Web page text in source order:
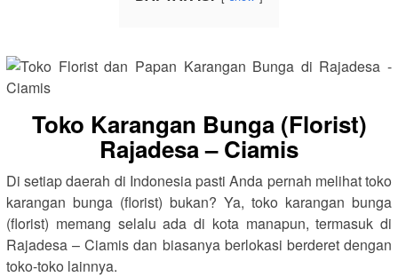
Toko Karangan Bunga (Florist)
Rajadesa – Ciamis
Di setiap daerah di Indonesia pasti Anda pernah melihat toko
karangan bunga (florist) bukan? Ya, toko karangan bunga
(florist) memang selalu ada di kota manapun, termasuk di
Rajadesa – Ciamis dan biasanya berlokasi berderet dengan
toko-toko lainnya.